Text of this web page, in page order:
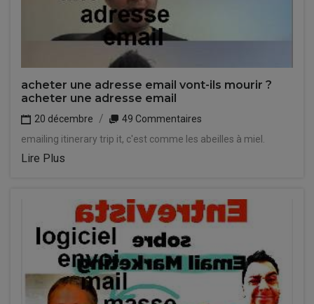
acheter une adresse email vont-ils mourir ?
acheter une adresse email
20 décembre
49 Commentaires
emailing itinerary trip it, c'est comme les abeilles à miel.
Lire Plus